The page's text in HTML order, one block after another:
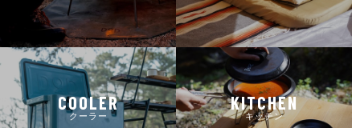
COOLER
クーラー
KITCHEN
キッチン